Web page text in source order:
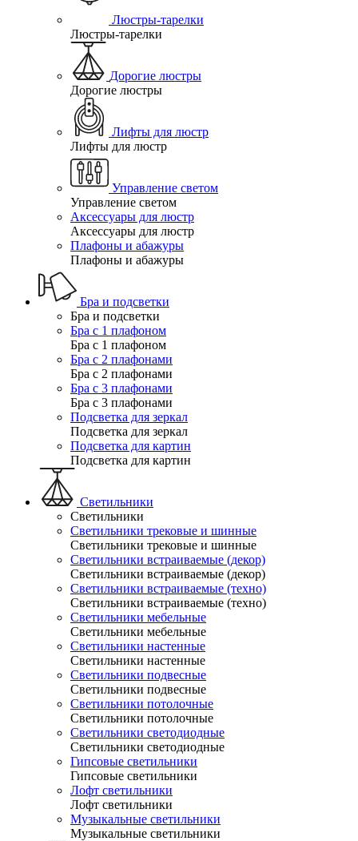
Люстры-тарелки
Люстры-тарелки
Дорогие люстры
Дорогие люстры
Лифты для люстр
Лифты для люстр
Управление светом
Управление светом
Аксессуары для люстр
Аксессуары для люстр
Плафоны и абажуры
Плафоны и абажуры
Бра и подсветки
Бра и подсветки
Бра с 1 плафоном
Бра с 1 плафоном
Бра с 2 плафонами
Бра с 2 плафонами
Бра с 3 плафонами
Бра с 3 плафонами
Подсветка для зеркал
Подсветка для зеркал
Подсветка для картин
Подсветка для картин
Светильники
Светильники
Светильники трековые и шинные
Светильники трековые и шинные
Светильники встраиваемые (декор)
Светильники встраиваемые (декор)
Светильники встраиваемые (техно)
Светильники встраиваемые (техно)
Светильники мебельные
Светильники мебельные
Светильники настенные
Светильники настенные
Светильники подвесные
Светильники подвесные
Светильники потолочные
Светильники потолочные
Светильники светодиодные
Светильники светодиодные
Гипсовые светильники
Гипсовые светильники
Лофт светильники
Лофт светильники
Музыкальные светильники
Музыкальные светильники